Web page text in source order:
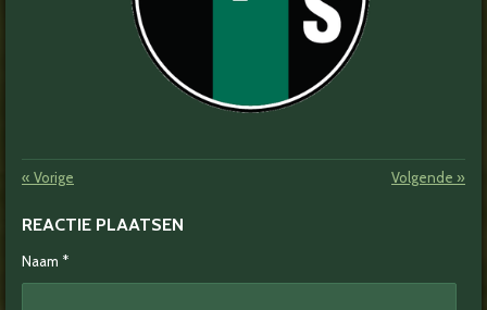
« Vorige Volgende »
REACTIE PLAATSEN
Naam *